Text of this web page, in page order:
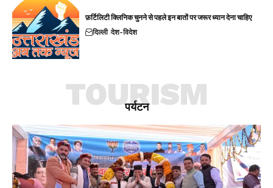
फ़र्टिलिटी क्लिनिक चुनने से पहले इन बातों पर जरूर ध्यान देना चाहिए
दिल्ली देश-विदेश
पर्यटन
TOURISM